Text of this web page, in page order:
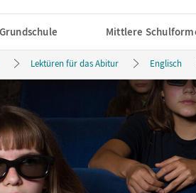
Grundschule Mittlere
Lektüren für das Abitur Englisch